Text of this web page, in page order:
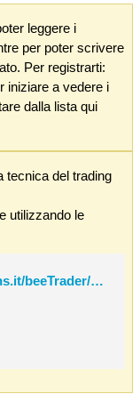
leggere i
per poter scrivere
Per registrarti:
iniziare a vedere i
dalla lista qui
tecnica del trading
utilizzando le
http://www.playoptions.it/beeTrader/OverSpread.pdf